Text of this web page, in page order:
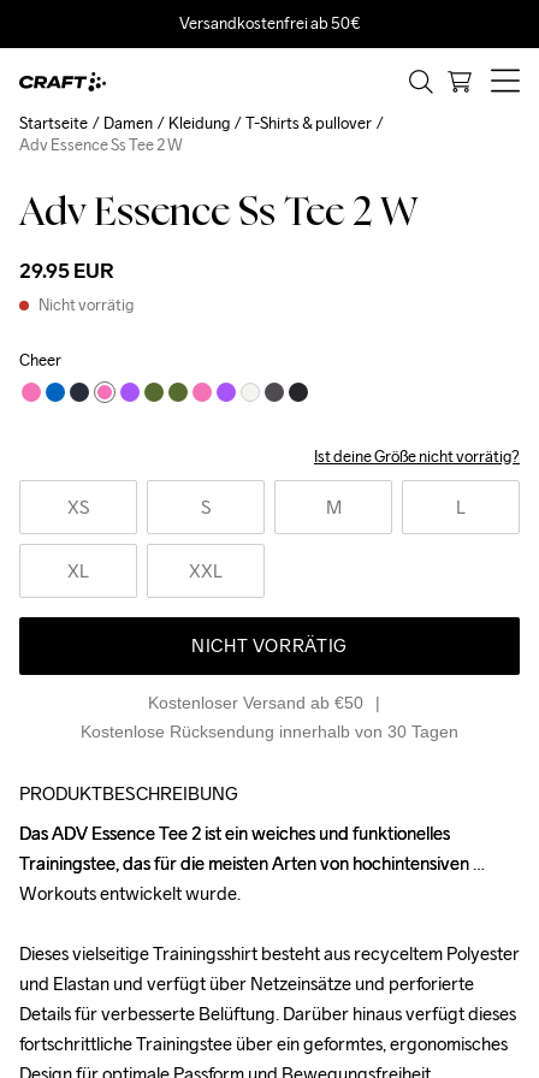
Versandkostenfrei ab 50€
Adv Essence Ss Tee 2 W
29.95 EUR
Nicht vorrätig
Cheer
Ist deine Größe nicht vorrätig?
XS S M L
XL XXL
NICHT VORRÄTIG
Kostenloser Versand ab €50
Kostenlose Rücksendung innerhalb von 30 Tagen
Startseite Damen Kleidung
T-Shirts & pullover
Adv Essence Ss Tee 2 W
PRODUKTBESCHREIBUNG
Das ADV Essence Tee 2 ist ein weiches und funktionelles
Trainingstee, das für die meisten Arten von hochintensiven
Workouts entwickelt wurde.
Dieses vielseitige Trainingsshirt besteht aus recyceltem Polyester
und Elastan und verfügt über Netzeinsätze und perforierte
Details für verbesserte Belüftung. Darüber hinaus verfügt dieses
fortschrittliche Trainingstee über ein geformtes, ergonomisches
Das ADV Essence Tee 2 ist ein weiches und funktionelles
Trainingstee, das für die meisten Arten von hochintensiven
Workouts entwickelt wurde.
Dieses vielseitige Trainingsshirt besteht aus recyceltem Polyester
und Elastan und verfügt über Netzeinsätze und perforierte
Details für verbesserte Belüftung. Darüber hinaus verfügt dieses
fortschrittliche Trainingstee über ein geformtes, ergonomisches